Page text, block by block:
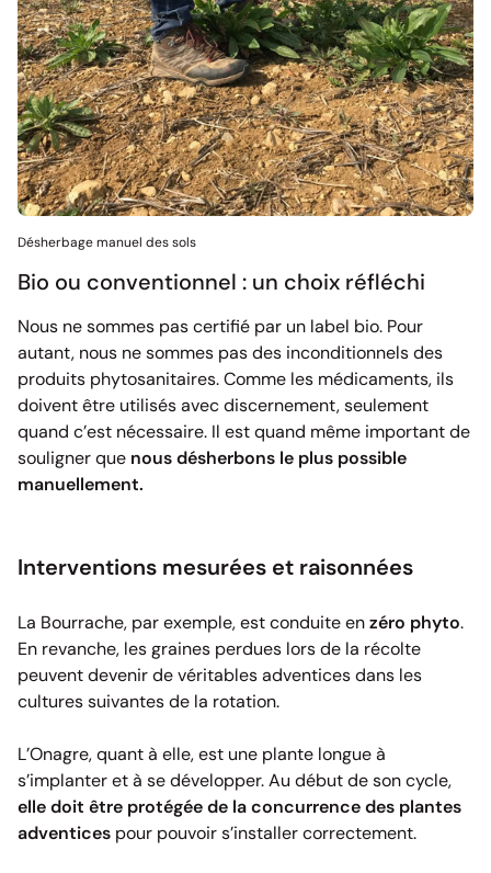
Désherbage manuel des sols
Bio ou conventionnel : un choix réfléchi
Nous ne sommes pas certifié par un label bio. Pour
autant, nous ne sommes pas des inconditionnels des
produits phytosanitaires. Comme les médicaments, ils
doivent être utilisés avec discernement, seulement
quand c’est nécessaire. Il est quand même important de
souligner que nous désherbons le plus possible
manuellement.
Interventions mesurées et raisonnées
La Bourrache, par exemple, est conduite enzéro phyto.
En revanche, les graines perdues lors de la récolte
peuvent devenir de véritables adventices dans les
cultures suivantes de la rotation.
L’Onagre, quant à elle, est une plante longue à
s’implanter et à se développer. Au début de son cycle,
elle doit être protégée de la concurrence des plantes
adventices pour pouvoir s’installer correctement.